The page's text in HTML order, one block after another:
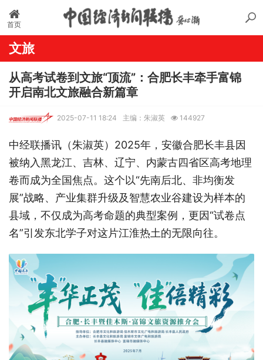
首页
文旅
从高考试卷到文旅“顶流”：合肥长丰牵手富锦
开启南北文旅融合新篇章
2025-07-11 18:24 主编：朱淑英 144927
中经联播讯（朱淑英）2025年，安徽合肥长丰县因
被纳入黑龙江、吉林、辽宁、内蒙古四省区高考地理
卷而成为全国焦点。这个以“先南后北、非均衡发
展”战略、产业集群升级及智慧农业谷建设为样本的
县域，不仅成为高考命题的典型案例，更因“试卷点
名”引发东北学子对这片江淮热土的无限向往。